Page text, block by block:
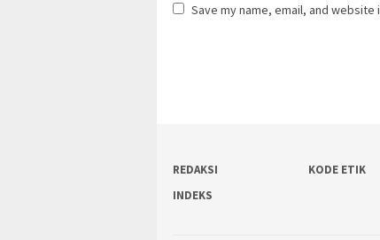
Save my name, email, and
REDAKSI KODE ETIK
INDEKS